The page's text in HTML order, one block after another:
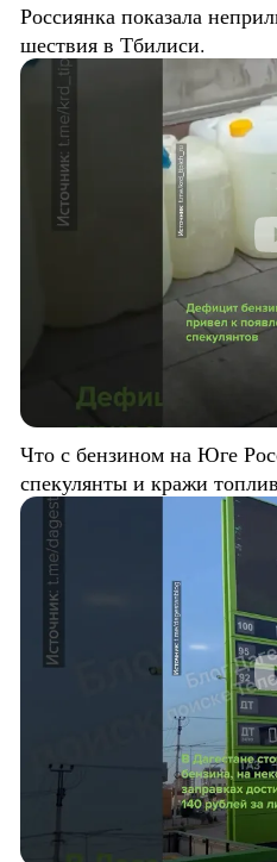
Россиянка показала
шествия в Тбилиси.
Что с бензином на Юге
спекулянты и кражи